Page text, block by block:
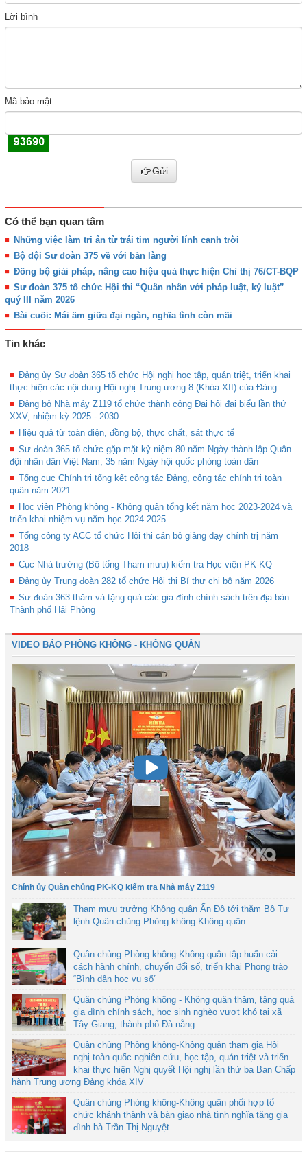
Lời bình
Mã bảo mật
Gửi
Có thể bạn quan tâm
Những việc làm tri ân từ trái tim người lính canh trời
Bộ đội Sư đoàn 375 về với bản làng
Đồng bộ giải pháp, nâng cao hiệu quả thực hiện Chỉ thị 76/CT-BQP
Sư đoàn 375 tổ chức Hội thi “Quân nhân với pháp luật, kỷ luật”
quý III năm 2026
Bài cuối: Mái ấm giữa đại ngàn, nghĩa tình còn mãi
Tin khác
Đảng ủy Sư đoàn 365 tổ chức Hội nghị học tập, quán triệt, triển khai
thực hiện các nội dung Hội nghị Trung ương 8 (Khóa XII) của Đảng
Đảng bộ Nhà máy Z119 tổ chức thành công Đại hội đại biểu lần thứ
XXV, nhiệm kỳ 2025 - 2030
Hiệu quả từ toàn diện, đồng bộ, thực chất, sát thực tế
Sư đoàn 365 tổ chức gặp mặt kỷ niệm 80 năm Ngày thành lập Quân
đội nhân dân Việt Nam, 35 năm Ngày hội quốc phòng toàn dân
Tổng cục Chính trị tổng kết công tác Đảng, công tác chính trị toàn
quân năm 2021
Học viện Phòng không - Không quân tổng kết năm học 2023-2024 và
triển khai nhiệm vụ năm học 2024-2025
Tổng công ty ACC tổ chức Hội thi cán bộ giảng dạy chính trị năm
2018
Cục Nhà trường (Bộ tổng Tham mưu) kiểm tra Học viện PK-KQ
Đảng ủy Trung đoàn 282 tổ chức Hội thi Bí thư chi bộ năm 2026
Sư đoàn 363 thăm và tặng quà các gia đình chính sách trên địa bàn
Thành phố Hải Phòng
VIDEO BÁO PHÒNG KHÔNG - KHÔNG QUÂN
Chính ủy Quân chủng PK-KQ kiểm tra Nhà máy Z119
Tham mưu trưởng Không quân Ấn Độ tới thăm Bộ Tư
lệnh Quân chủng Phòng không-Không quân
Quân chủng Phòng không-Không quân tập huấn cải
cách hành chính, chuyển đổi số, triển khai Phong trào
“Bình dân học vụ số”
Quân chủng Phòng không - Không quân thăm, tặng quà
gia đình chính sách, học sinh nghèo vượt khó tại xã
Tây Giang, thành phố Đà nẵng
Quân chủng Phòng không-Không quân tham gia Hội
nghị toàn quốc nghiên cứu, học tập, quán triệt và triển
khai thực hiện Nghị quyết Hội nghị lần thứ ba Ban Chấp
hành Trung ương Đảng khóa XIV
Quân chủng Phòng không-Không quân phối hợp tổ
chức khánh thành và bàn giao nhà tình nghĩa tặng gia
đình bà Trần Thị Nguyệt